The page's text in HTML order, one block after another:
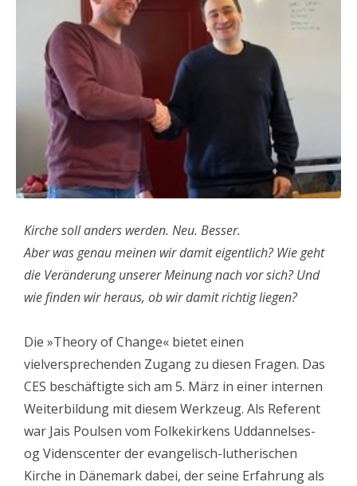
Kirche soll anders werden. Neu. Besser.
Aber was genau meinen wir damit eigentlich? Wie geht
die Veränderung unserer Meinung nach vor sich? Und
wie finden wir heraus, ob wir damit richtig liegen?
Die »Theory of Change« bietet einen
vielversprechenden Zugang zu diesen Fragen. Das
CES beschäftigte sich am 5. März in einer internen
Weiterbildung mit diesem Werkzeug. Als Referent
war Jais Poulsen vom Folkekirkens Uddannelses-
og Videnscenter der evangelisch-lutherischen
Kirche in Dänemark dabei, der seine Erfahrung als